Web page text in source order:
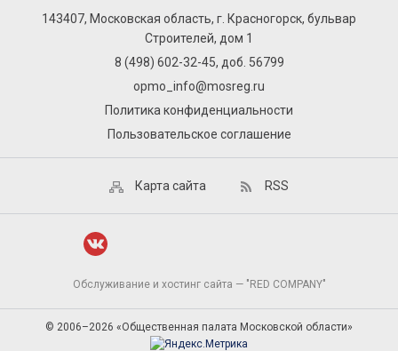
143407, Московская область, г. Красногорск, бульвар
Строителей, дом 1
8 (498) 602-32-45, доб. 56799
opmo_info@mosreg.ru
Политика конфиденциальности
Пользовательское соглашение
Карта сайта RSS
Обслуживание и хостинг сайта — "RED COMPANY"
© 2006–2026 «Общественная палата Московской области»